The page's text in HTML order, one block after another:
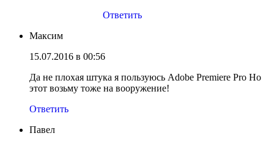
Ответить
Максим
15.07.2016 в 00:56
Да не плохая штука я пользуюсь Adobe Premiere Pro Но
этот возьму тоже на вооружение!
Ответить
Павел